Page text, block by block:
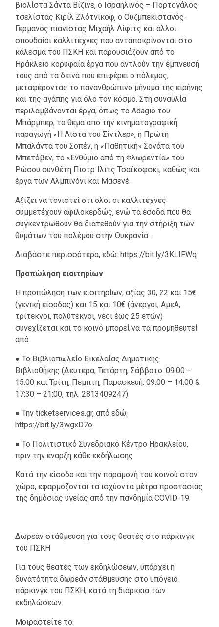
βιολίστα Σάντα Βίζινε, ο Ισραηλινός – Πορτογάλος
τσελίστας Κιρίλ Ζλότνικοφ, ο Ουζμπεκιστανός-
Γερμανός πιανίστας Μιχαήλ Λίφιτς και άλλοι
σπουδαίοι καλλιτέχνες που ανταποκρίνονται στο
κάλεσμα του ΠΣΚΗ και παρουσιάζουν από το
Ηράκλειο κορυφαία έργα που αντλούν την έμπνευσή
τους από τα δεινά που επιφέρει ο πόλεμος,
μεταφέροντας το πανανθρώπινο μήνυμα της ειρήνης
και της αγάπης για όλο τον κόσμο. Στη συναυλία
περιλαμβάνονται έργα, όπως το Adagio του
Μπάρμπερ, το θέμα από την κινηματογραφική
παραγωγή «Η Λίστα του Σίντλερ», η Πρώτη
Μπαλάντα του Σοπέν, η «Παθητική» Σονάτα του
Μπετόβεν, το «Ενθύμιο από τη Φλωρεντία» του
Ρώσου συνθέτη Πιοτρ Ίλιτς Τσαϊκόφσκι, καθώς και
έργα των Αλμπινόνι και Μασενέ.
Αξίζει να τονιστεί ότι όλοι οι καλλιτέχνες
συμμετέχουν αφιλοκερδώς, ενώ τα έσοδα που θα
συγκεντρωθούν θα διατεθούν για την στήριξη των
θυμάτων του πολέμου στην Ουκρανία.
Διαβάστε περισσότερα, εδώ: https://bit.ly/3KLIFWq
Προπώληση εισιτηρίων
Η προπώληση των εισιτηρίων, αξίας 30, 22 και 15€
(γενική είσοδος) και 15 και 10€ (άνεργοι, ΑμεΑ,
τρίτεκνοι, πολύτεκνοι, νέοι έως 25 ετών)
συνεχίζεται και το κοινό μπορεί να τα προμηθευτεί
από:
● Το Βιβλιοπωλείο Βικελαίας Δημοτικής
Βιβλιοθήκης (Δευτέρα, Τετάρτη, Σάββατο: 09:00 –
15:00 και Τρίτη, Πέμπτη, Παρασκευή: 09:00 – 14:00 &
17:30 – 21:00, τηλ. 2813409247)
● Την ticketservices.gr, από εδώ:
https://bit.ly/3wgxD7o
● Το Πολιτιστικό Συνεδριακό Κέντρο Ηρακλείου,
πριν την έναρξη κάθε εκδήλωσης
Κατά την είσοδο και την παραμονή του κοινού στον
χώρο, εφαρμόζονται τα ισχύοντα μέτρα προστασίας
της δημόσιας υγείας από την πανδημία COVID-19.
Δωρεάν στάθμευση για τους θεατές στο πάρκινγκ
του ΠΣΚΗ
Για τους θεατές των εκδηλώσεων, υπάρχει η
δυνατότητα δωρεάν στάθμευσης στο υπόγειο
πάρκινγκ του ΠΣΚΗ, κατά τη διάρκεια των
εκδηλώσεων.
Μοιραστείτε το: